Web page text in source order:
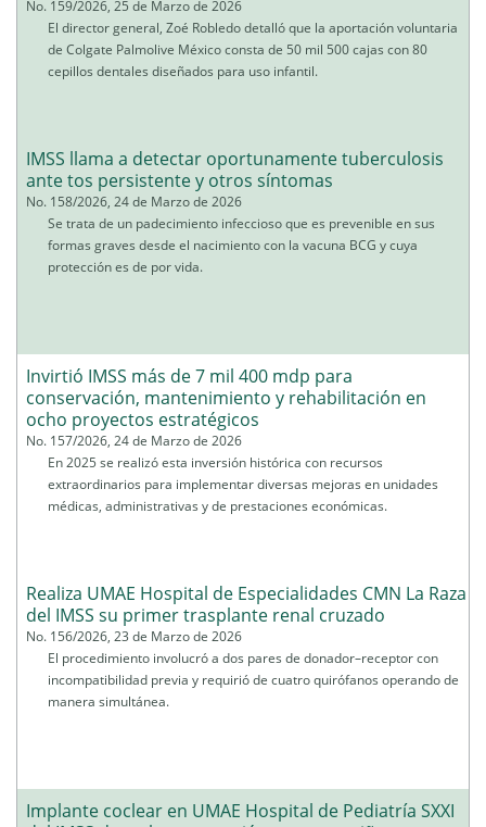
No. 159/2026, 25 de Marzo de 2026
El director general, Zoé Robledo detalló que la aportación voluntaria
de Colgate Palmolive México consta de 50 mil 500 cajas con 80
cepillos dentales diseñados para uso infantil.
IMSS llama a detectar oportunamente tuberculosis
ante tos persistente y otros síntomas
No. 158/2026, 24 de Marzo de 2026
Se trata de un padecimiento infeccioso que es prevenible en sus
formas graves desde el nacimiento con la vacuna BCG y cuya
protección es de por vida.
Invirtió IMSS más de 7 mil 400 mdp para
conservación, mantenimiento y rehabilitación en
ocho proyectos estratégicos
No. 157/2026, 24 de Marzo de 2026
En 2025 se realizó esta inversión histórica con recursos
extraordinarios para implementar diversas mejoras en unidades
médicas, administrativas y de prestaciones económicas.
Realiza UMAE Hospital de Especialidades CMN La Raza
del IMSS su primer trasplante renal cruzado
No. 156/2026, 23 de Marzo de 2026
El procedimiento involucró a dos pares de donador–receptor con
incompatibilidad previa y requirió de cuatro quirófanos operando de
manera simultánea.
Implante coclear en UMAE Hospital de Pediatría SXXI